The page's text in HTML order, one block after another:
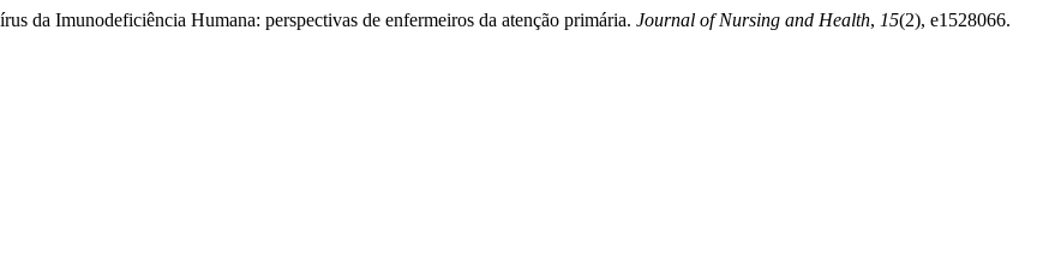
da Imunodeficiência Humana: perspectivas de enfermeiros da atenção primária. Journal of Nursing and Health, 15(2), e1528066.